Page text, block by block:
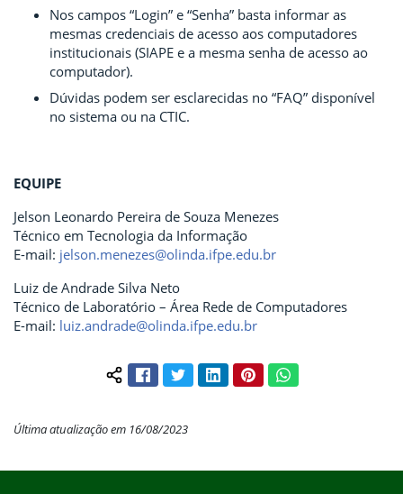
Nos campos “Login” e “Senha” basta informar as
mesmas credenciais de acesso aos computadores
institucionais (SIAPE e a mesma senha de acesso ao
computador).
Dúvidas podem ser esclarecidas no “FAQ” disponível
no sistema ou na CTIC.
EQUIPE
Jelson Leonardo Pereira de Souza Menezes
Técnico em Tecnologia da Informação
E-mail: jelson.menezes@olinda.ifpe.edu.br
Luiz de Andrade Silva Neto
Técnico de Laboratório – Área Rede de Computadores
E-mail: luiz.andrade@olinda.ifpe.edu.br
Compartilhar conteúdo:
FacebookTwitterLinkedInPinterestWhatsApp
Última atualização em 16/08/2023